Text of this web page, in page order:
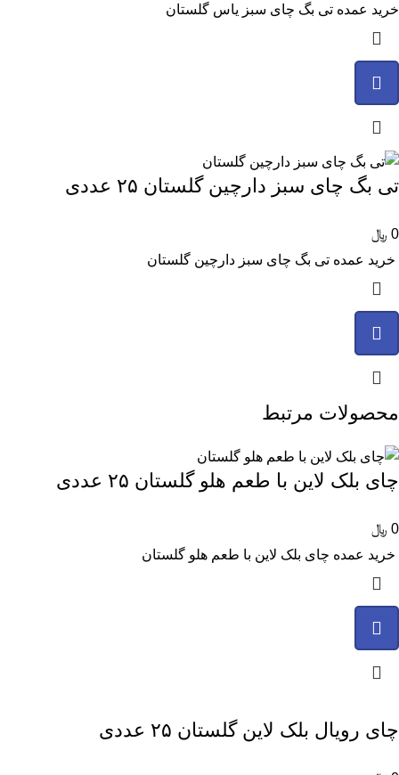
خرید عمده تی بگ چای سبز یاس گلستان
تی بگ چای سبز دارچین گلستان ۲۵ عددی
0 ﷼
خرید عمده تی بگ چای سبز دارچین گلستان
محصولات مرتبط
چای بلک لاین با طعم هلو گلستان ۲۵ عددی
0 ﷼
خرید عمده چای بلک لاین با طعم هلو گلستان
چای رویال بلک لاین گلستان ۲۵ عددی